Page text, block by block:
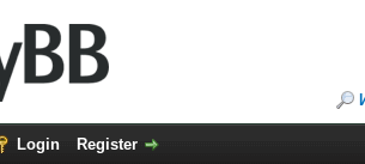
Login Register